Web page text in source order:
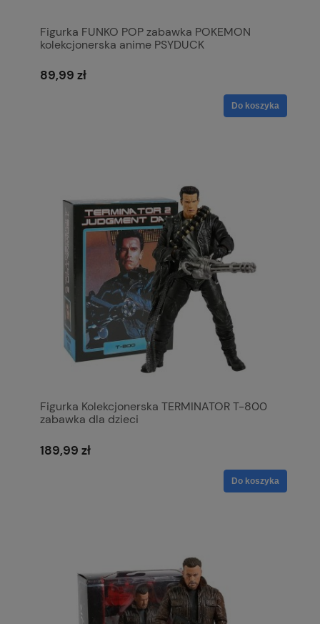
Figurka FUNKO POP zabawka POKEMON
kolekcjonerska anime PSYDUCK
89,99 zł
Do koszyka
Figurka Kolekcjonerska TERMINATOR T-800
zabawka dla dzieci
189,99 zł
Do koszyka